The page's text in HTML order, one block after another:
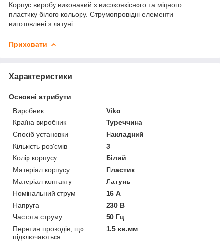
Корпус виробу виконаний з високоякісного та міцного
пластику білого кольору. Струмопровідні елементи
виготовлені з латуні
Приховати
Характеристики
Основні атрибути
Виробник
Viko
Країна виробник
Туреччина
Спосіб установки
Накладний
Кількість роз'ємів
3
Колір корпусу
Білий
Матеріал корпусу
Пластик
Матеріал контакту
Латунь
Номінальний струм
16 А
Напруга
230 В
Частота струму
50 Гц
Перетин проводів, що
підключаються
1.5 кв.мм